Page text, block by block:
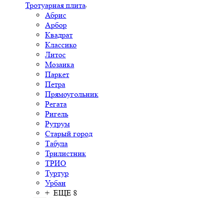
Тротуарная плита
Абрис
Арбор
Квадрат
Классико
Литос
Мозаика
Паркет
Петра
Прямоугольник
Регата
Ригель
Рутрум
Старый город
Табула
Трилистник
ТРИО
Туртур
Урбан
+ ЕЩЕ 8